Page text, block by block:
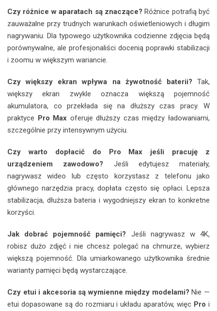
Czy różnice w aparatach są znaczące? Różnice potrafią być
zauważalne przy trudnych warunkach oświetleniowych i długim
nagrywaniu. Dla typowego użytkownika codzienne zdjęcia będą
porównywalne, ale profesjonaliści docenią poprawki stabilizacji
i zoomu w większym wariancie.
Czy większy ekran wpływa na żywotność baterii? Tak,
większy ekran zwykle oznacza większą pojemność
akumulatora, co przekłada się na dłuższy czas pracy. W
praktyce Pro Max oferuje dłuższy czas między ładowaniami,
szczególnie przy intensywnym użyciu.
Czy warto dopłacić do Pro Max jeśli pracuję z
urządzeniem zawodowo? Jeśli edytujesz materiały,
nagrywasz wideo lub często korzystasz z telefonu jako
głównego narzędzia pracy, dopłata często się opłaci. Lepsza
stabilizacja, dłuższa bateria i wygodniejszy ekran to konkretne
korzyści.
Jak dobrać pojemność pamięci? Jeśli nagrywasz w 4K,
robisz dużo zdjęć i nie chcesz polegać na chmurze, wybierz
większą pojemność. Dla umiarkowanego użytkownika średnie
warianty pamięci będą wystarczające.
Czy etui i akcesoria są wymienne między modelami? Nie —
etui dopasowane są do rozmiaru i układu aparatów, więc Pro i